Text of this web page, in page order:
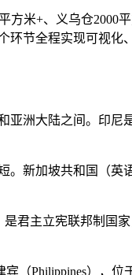
米+、义乌仓2000
节全程实现可视
洲大陆之间。印尼
加坡共和国（英
君主立宪联邦制国
（Philippines），